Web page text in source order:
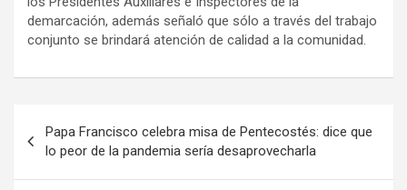
demarcación, además señaló que sólo a través del trabajo
conjunto se brindará atención de calidad a la comunidad.
de
entradas
Papa Francisco celebra misa de Pentecostés: dice que
lo peor de la pandemia sería desaprovecharla